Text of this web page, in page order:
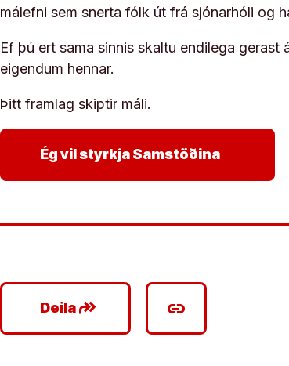
málefni sem snerta fólk út frá sjónarhóli og
Ef þú ert sama sinnis skaltu endilega
eigendum hennar.
Þitt framlag skiptir máli.
Ég vil styrkja Samstöðina
Deilagoogle_plus_reshare link